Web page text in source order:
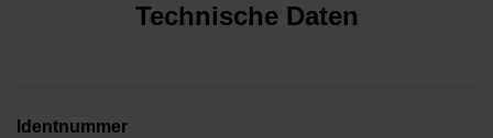
Technische Daten
Identnummer